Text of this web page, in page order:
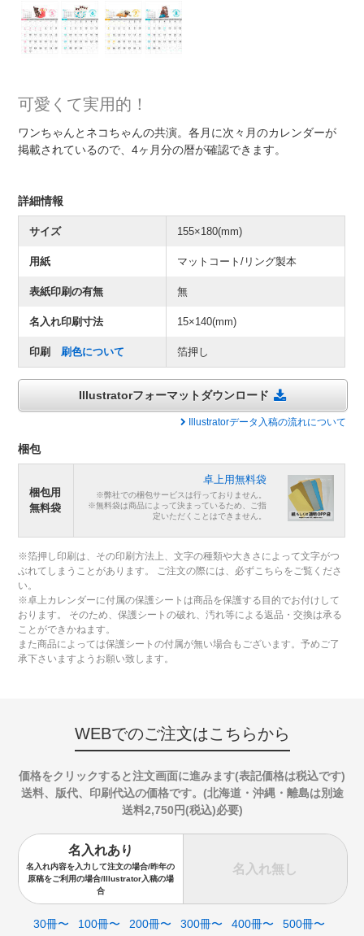
可愛くて実用的！
ワンちゃんとネコちゃんの共演。各月に次々月のカレンダーが
掲載されているので、4ヶ月分の暦が確認できます。
詳細情報
サイズ 155×180(mm)
用紙 マットコート/リング製本
表紙印刷の有無 無
名入れ印刷寸法 15×140(mm)
印刷刷色について 箔押し
Illustratorフォーマットダウンロード
Illustratorデータ入稿の流れについて
梱包
梱包用
無料袋
卓上用無料袋
※弊社での梱包サービスは行っておりません。
※無料袋は商品によって決まっているため、ご指
定いただくことはできません。
※箔押し印刷は、その印刷方法上、文字の種類や大きさによって文字がつ
ぶれてしまうことがあります。 ご注文の際には、必ずこちらをご覧くださ
い。
※卓上カレンダーに付属の保護シートは商品を保護する目的でお付けして
おります。 そのため、保護シートの破れ、汚れ等による返品・交換は承る
ことができかねます。
また商品によっては保護シートの付属が無い場合もございます。予めご了
承下さいますようお願い致します。
WEBでのご注文はこちらから
価格をクリックすると注文画面に進みます(表記価格は税込です)
送料、版代、印刷代込の価格です。(北海道・沖縄・離島は別途
送料2,750円(税込)必要)
名入れあり
名入れ内容を入力して注文の場合/昨年の
原稿をご利用の場合/Illustrator入稿の場
合
名入れ無し
30冊〜 100冊〜 200冊〜 300冊〜 400冊〜 500冊〜